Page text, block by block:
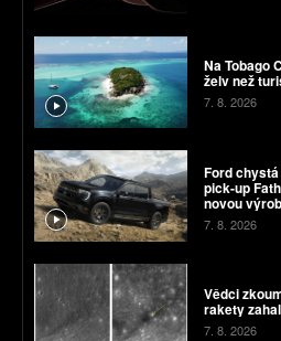
Na Tobago
želv než
7. 8. 2026
Ford
pick-up
novou
7. 8. 2026
Vědci
rakety
7. 8. 2026